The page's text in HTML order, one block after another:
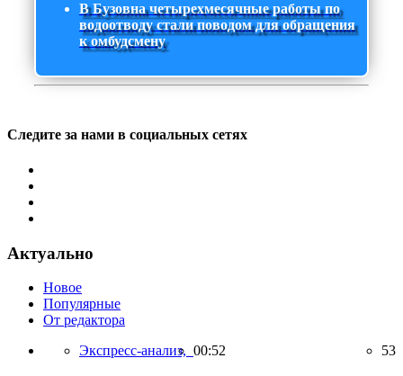
В Бузовна четырехмесячные работы по
водоотводу стали поводом для обращения
к омбудсмену
Следите за нами в социальных сетях
Актуально
Новое
Популярные
От редактора
Экспресс-анализ, 00:52 53